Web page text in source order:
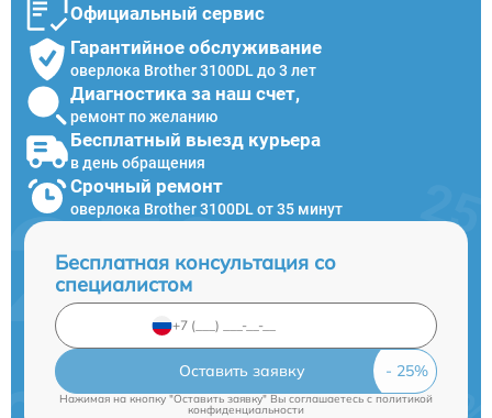
Официальный сервис
Гарантийное обслуживание
оверлока Brother 3100DL до 3 лет
Диагностика за наш счет,
ремонт по желанию
Бесплатный выезд курьера
в день обращения
Срочный ремонт
оверлока Brother 3100DL от 35 минут
Бесплатная консультация со
специалистом
Оставить заявку
Нажимая на кнопку "Оставить заявку" Вы соглашаетесь cполитикой
конфиденциальности